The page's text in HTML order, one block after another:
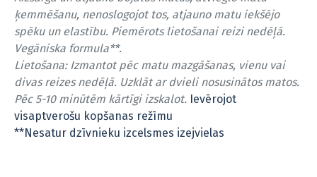
ķemmēšanu, nenoslogojot tos, atjauno matu iekšējo
spēku un elastību. Piemērots lietošanai reizi nedēļā.
Vegāniska formula**.
Lietošana: Izmantot pēc matu mazgāšanas, vienu vai
divas reizes nedēļā. Uzklāt ar dvieli nosusinātos matos.
Pēc 5-10 minūtēm kārtīgi izskalot. Ievērojot
visaptverošu kopšanas režīmu
**Nesatur dzīvnieku izcelsmes izejvielas